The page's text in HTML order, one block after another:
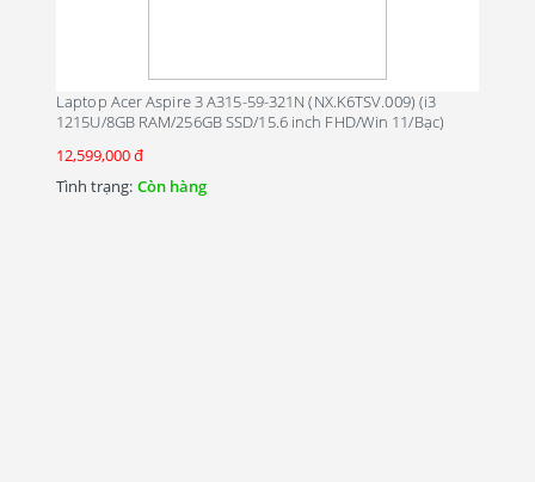
Laptop Acer Aspire 3 A315-59-321N (NX.K6TSV.009) (i3
1215U/8GB RAM/256GB SSD/15.6 inch FHD/Win 11/Bạc)
12,599,000 đ
Tình trạng: Còn hàng